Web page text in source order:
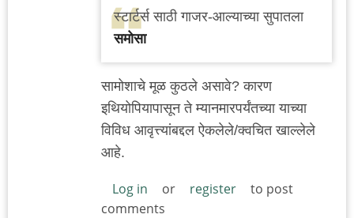
स्टार्टर्स साठी गाजर-आल्याच्या सुपातला
समोसा
सामोशाचे मूळ कुठले असावे? कारण
इथियोपियापासून ते म्यानमारपर्यंतच्या याच्या
विविध आवृत्त्यांबद्दल ऐकलेले/क्वचित खाल्लेले
आहे.
Log in or register
to post
comments